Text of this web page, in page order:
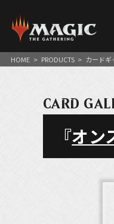
HOME > PRODUCTS > カードギ
CARD
『オン